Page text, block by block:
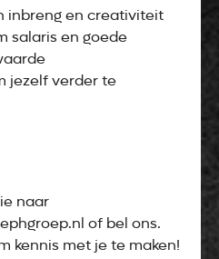
inbreng en creativiteit
salaris en goede
jezelf verder te
naar
of bel ons.
kennis met je te maken!